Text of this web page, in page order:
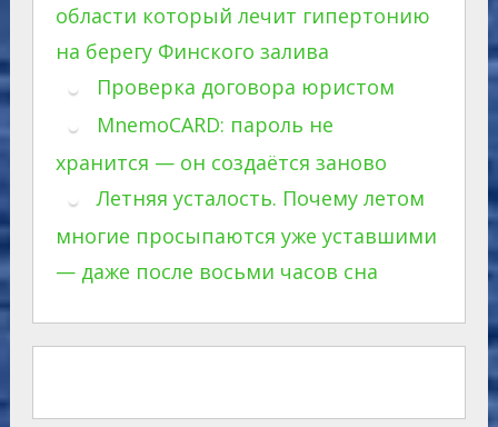
области который лечит гипертонию
на берегу Финского залива
Проверка договора юристом
MnemoCARD: пароль не
хранится — он создаётся заново
Летняя усталость. Почему летом
многие просыпаются уже уставшими
— даже после восьми часов сна